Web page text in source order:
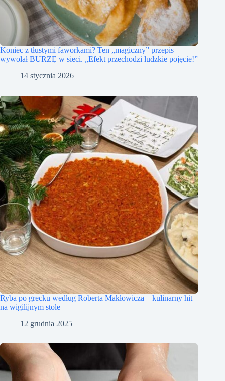
Koniec z tłustymi faworkami? Ten „magiczny” przepis
wywołał BURZĘ w sieci. „Efekt przechodzi ludzkie pojęcie!”
14 stycznia 2026
Ryba po grecku według Roberta Makłowicza – kulinarny hit
na wigilijnym stole
12 grudnia 2025